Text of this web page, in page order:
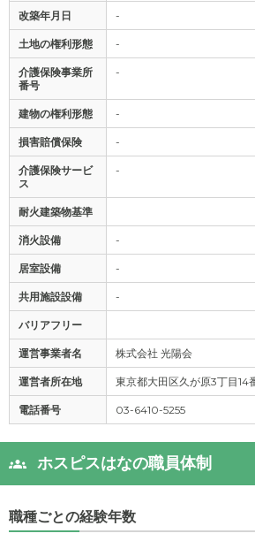
改築年月日 -
土地の権利形態 -
介護保険事業所
番号
-
建物の権利形態 -
損害賠償保険 -
介護保険サービ
ス
-
耐火建築物基準
消火設備 -
居室設備 -
共用施設設備 -
バリアフリー
運営事業者名 株式会社 光陽会
運営者所在地 東京都大田区久が原3丁目14
電話番号 03-6410-5255
ホスピスはなの職員体制
職種ごとの経験年数